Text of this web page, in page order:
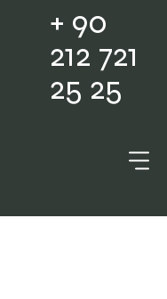
+ 90
212 721
25 25